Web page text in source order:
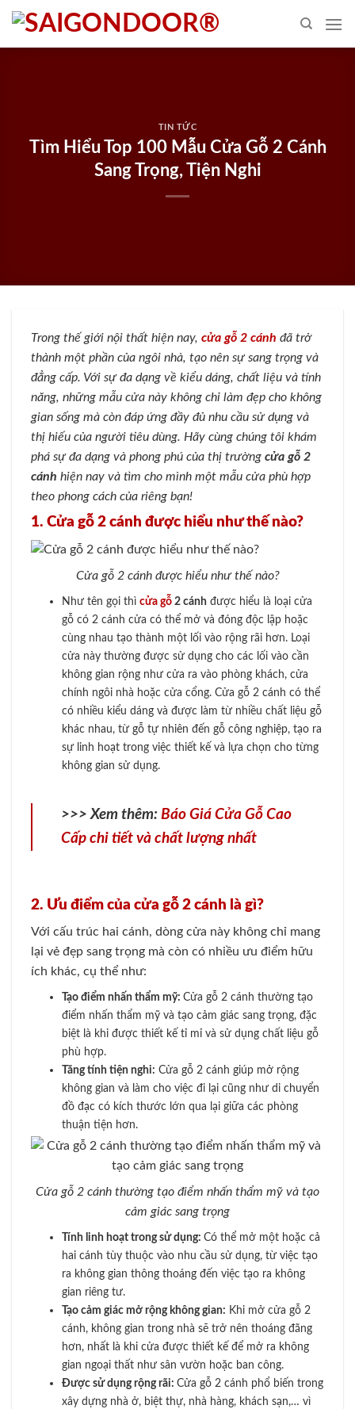
Skip
content
TIN TỨC
Tìm Hiểu Top 100 Mẫu Cửa Gỗ 2 Cánh
Sang Trọng, Tiện Nghi
Trong thế giới nội thất hiện nay, cửa gỗ 2 cánh đã trở
thành một phần của ngôi nhà, tạo nên sự sang trọng và
đẳng cấp. Với sự đa dạng về kiểu dáng, chất liệu và tính
năng, những mẫu cửa này không chỉ làm đẹp cho không
gian sống mà còn đáp ứng đầy đủ nhu cầu sử dụng và
thị hiếu của người tiêu dùng. Hãy cùng chúng tôi khám
phá sự đa dạng và phong phú của thị trường cửa gỗ 2
cánh hiện nay và tìm cho mình một mẫu cửa phù hợp
theo phong cách của riêng bạn!
1. Cửa gỗ 2 cánh được hiểu như thế nào?
Cửa gỗ 2 cánh được hiểu như thế nào?
Như tên gọi thì cửa gỗ2 cánh được hiểu là loại cửa
gỗ có 2 cánh cửa có thể mở và đóng độc lập hoặc
cùng nhau tạo thành một lối vào rộng rãi hơn. Loại
cửa này thường được sử dụng cho các lối vào cần
không gian rộng như cửa ra vào phòng khách, cửa
chính ngôi nhà hoặc cửa cổng. Cửa gỗ 2 cánh có thể
có nhiều kiểu dáng và được làm từ nhiều chất liệu gỗ
khác nhau, từ gỗ tự nhiên đến gỗ công nghiệp, tạo ra
sự linh hoạt trong việc thiết kế và lựa chọn cho từng
không gian sử dụng.
>>> Xem thêm: Báo Giá Cửa Gỗ Cao
Cấp chi tiết và chất lượng nhất
2. Ưu điểm của cửa gỗ 2 cánh là gì?
Với cấu trúc hai cánh, dòng cửa này không chỉ mang
lại vẻ đẹp sang trọng mà còn có nhiều ưu điểm hữu
ích khác, cụ thể như:
Tạo điểm nhấn thẩm mỹ: Cửa gỗ 2 cánh thường tạo
điểm nhấn thẩm mỹ và tạo cảm giác sang trọng, đặc
biệt là khi được thiết kế tỉ mỉ và sử dụng chất liệu gỗ
phù hợp.
Tăng tính tiện nghi: Cửa gỗ 2 cánh giúp mở rộng
không gian và làm cho việc đi lại cũng như di chuyển
đồ đạc có kích thước lớn qua lại giữa các phòng
thuận tiện hơn.
Cửa gỗ 2 cánh thường tạo điểm nhấn thẩm mỹ và tạo
cảm giác sang trọng
Tính linh hoạt trong sử dụng: Có thể mở một hoặc cả
hai cánh tùy thuộc vào nhu cầu sử dụng, từ việc tạo
ra không gian thông thoáng đến việc tạo ra không
gian riêng tư.
Tạo cảm giác mở rộng không gian: Khi mở cửa gỗ 2
cánh, không gian trong nhà sẽ trở nên thoáng đãng
hơn, nhất là khi cửa được thiết kế để mở ra không
gian ngoại thất như sân vườn hoặc ban công.
Được sử dụng rộng rãi: Cửa gỗ 2 cánh phổ biến trong
xây dựng nhà ở, biệt thự, nhà hàng, khách sạn,… vì